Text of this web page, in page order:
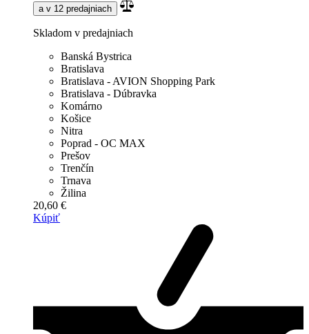
a v 12 predajniach
Skladom v predajniach
Banská Bystrica
Bratislava
Bratislava - AVION Shopping Park
Bratislava - Dúbravka
Komárno
Košice
Nitra
Poprad - OC MAX
Prešov
Trenčín
Trnava
Žilina
20,60 €
Kúpiť